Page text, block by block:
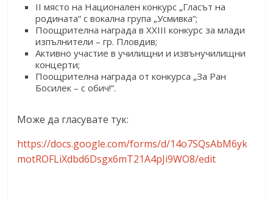
II място на Национален конкурс „Гласът на
родината“ с вокална група „Усмивка“;
Поощрителна награда в XXIII конкурс за млади
изпълнители – гр. Пловдив;
Активно участие в училищни и извънучилищни
концерти;
Поощрителна награда от конкурса „За Ран
Босилек – с обич!“.
Може да гласувате тук:
https://docs.google.com/forms/d/14o7SQsAbM6yk
motROFLiXdbd6Dsgx6mT21A4pJi9WO8/edit